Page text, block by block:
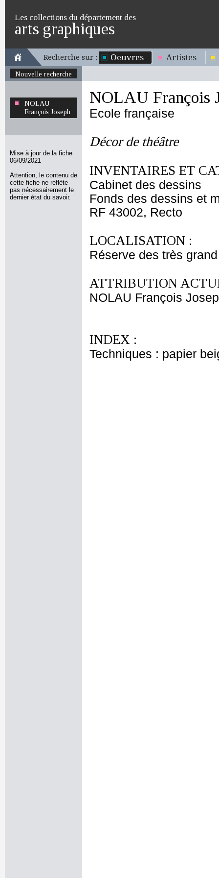
Les collections du département des
arts graphiques
Recherche sur : Oeuvres Artistes
Nouvelle recherche
NOLAU
François Joseph
Mise à jour de la fiche
06/09/2021
Attention, le contenu de
cette fiche ne reflète
pas nécessairement le
dernier état du savoir.
NOLAU François
Ecole française
Décor de théâtre
INVENTAIRES ET
Cabinet des dessins
Fonds des dessins et
RF 43002, Recto
LOCALISATION :
Réserve des très
ATTRIBUTION
NOLAU François
INDEX :
Techniques : papier